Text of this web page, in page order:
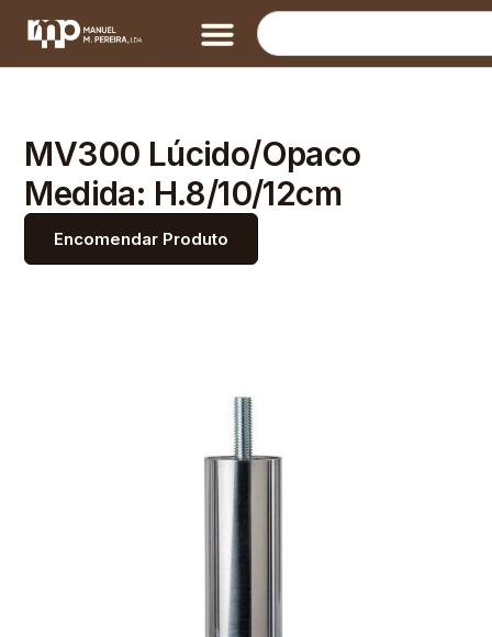
MV300 Lúcido/Opaco
Medida: H.8/10/12cm
Encomendar Produto